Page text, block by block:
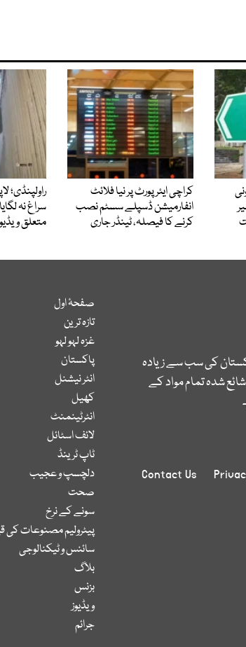
3غیر
کراچی ایئرپورٹ پر نیا فلائٹ
انفارمیشن ڈسپلے سسٹم نصب
کرنے کا فیصلہ، ٹینڈر جاری
راولپنڈی؛
سراغ نہ
متعلق
کی سب سے زیادہ
شدہ تمام مواد کے
Contact Us
صفحۂ اول
تازہ ترین
غزہ لہو لہو
پاکستان
انٹر نیشنل
کھیل
انٹرٹینمنٹ
لائف اسٹائل
ٹاپ ٹرینڈ
دلچسپ و عجیب
صحت
سونے کے نرخ
پیٹرولیم مصنوعات کی
سائنس و ٹیکنالوجی
بلاگ
بزنس
ویڈیوز
جرائم